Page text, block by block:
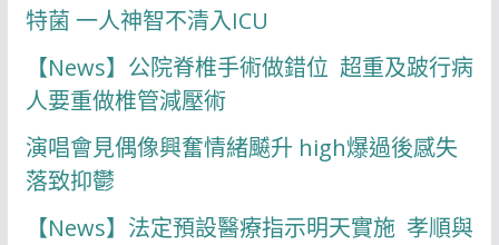
特菌 一人神智不清入ICU
【News】公院脊椎手術做錯位 超重及跛行病
人要重做椎管減壓術
演唱會見偶像興奮情緒飇升 high爆過後感失
落致抑鬱
【News】法定預設醫療指示明天實施 孝順與